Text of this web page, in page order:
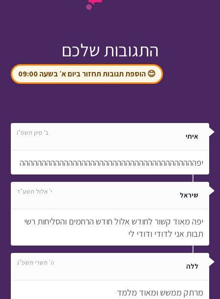
התגובות שלכם
😊 הוספת תגובות תחזור ביום א׳ בשעה 09:00
איתי ב' סיון תשפ"ו
יפהההההההההההההההההההההההההההההההההההההההה
שיראל י' אלול תשע"ד
יפה מאוד קשור לחודש אלול חודש הרחמים והסליחות רשי
תבות אני לדודי ודודי לי
ללה ה' תשרי תשפ"ג
מרתק ממשש ומאוד מלמד